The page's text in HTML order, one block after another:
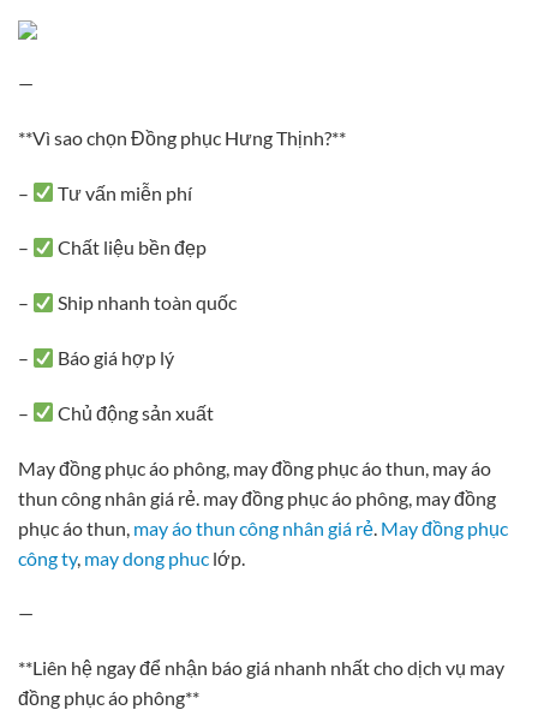
—
**Vì sao chọn Đồng phục Hưng Thịnh?**
– Tư vấn miễn phí
– Chất liệu bền đẹp
– Ship nhanh toàn quốc
– Báo giá hợp lý
– Chủ động sản xuất
May đồng phục áo phông, may đồng phục áo thun, may áo
thun công nhân giá rẻ. may đồng phục áo phông, may đồng
phục áo thun, may áo thun công nhân giá rẻ May đồng phục
công ty, may dong phuc lớp.
—
**Liên hệ ngay để nhận báo giá nhanh nhất cho dịch vụ may
đồng phục áo phông**